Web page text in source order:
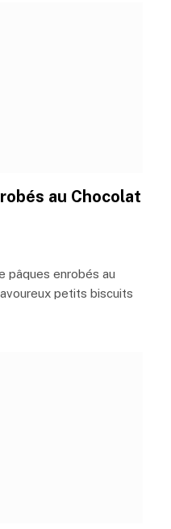
au Chocolat
pâques enrobés au
petits biscuits